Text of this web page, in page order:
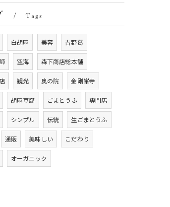
Tags
白胡麻 美容 吉野葛
空海 森下商店総本舗
観光 奥の院 金剛峯寺
胡麻豆腐 ごまとうふ 専門店
シンプル 伝統 生ごまとうふ
通販 美味しい こだわり
オーガニック